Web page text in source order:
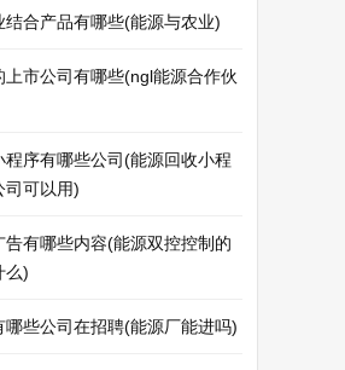
结合产品有哪些(能源与农业)
上市公司有哪些(ngl能源合作伙
程序有哪些公司(能源回收小程
司可以用)
告有哪些内容(能源双控控制的
么)
哪些公司在招聘(能源厂能进吗)